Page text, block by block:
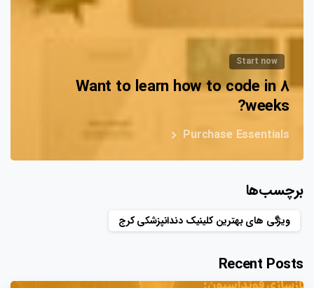
Start now
Want to learn how to code in 8
weeks?
Purchase Essentials
برچسب‌ها
ویژگی های بهترین کلینیک دندانپزشکی کرج
Recent Posts